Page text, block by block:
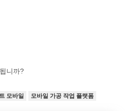
니까?
모바일 모바일 가공 작업 플랫폼